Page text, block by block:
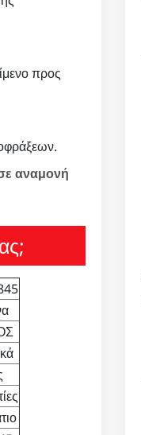
προς
αναμονή